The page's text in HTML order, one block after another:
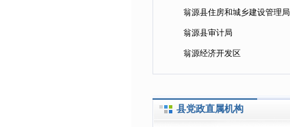
翁源县住房和城乡建设管理局
翁源县审计局
翁源经济开发区
县党政直属机构